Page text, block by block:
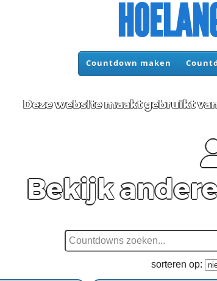
Countdown maken
Deze website maakt gebruikt
Bekijk
sorteren op: